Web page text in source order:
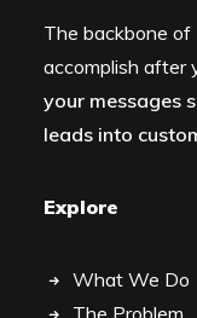
The backbone of
accomplish after
your messages
leads into
Explore
What We Do
The Problem